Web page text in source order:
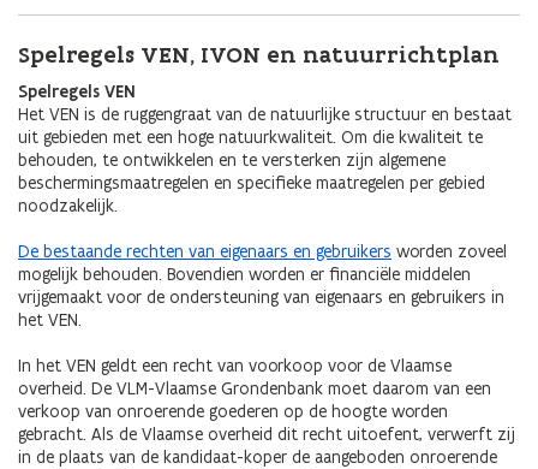
Spelregels VEN, IVON en natuurrichtplan
Spelregels VEN
Het VEN is de ruggengraat van de natuurlijke structuur en bestaat
uit gebieden met een hoge natuurkwaliteit. Om die kwaliteit te
behouden, te ontwikkelen en te versterken zijn algemene
beschermingsmaatregelen en specifieke maatregelen per gebied
noodzakelijk.
De bestaande rechten van eigenaars en gebruikers worden zoveel
mogelijk behouden. Bovendien worden er financiële middelen
vrijgemaakt voor de ondersteuning van eigenaars en gebruikers in
het VEN.
In het VEN geldt een recht van voorkoop voor de Vlaamse
overheid. De VLM-Vlaamse Grondenbank moet daarom van een
verkoop van onroerende goederen op de hoogte worden
gebracht. Als de Vlaamse overheid dit recht uitoefent, verwerft zij
in de plaats van de kandidaat-koper de aangeboden onroerende